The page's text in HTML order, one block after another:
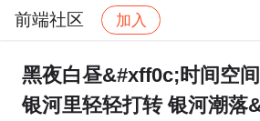
前端社区 加入
社区 前端社区 感慨 帖子
黑夜白昼&#xff0c;时间空
银河里轻轻打转 银河潮落